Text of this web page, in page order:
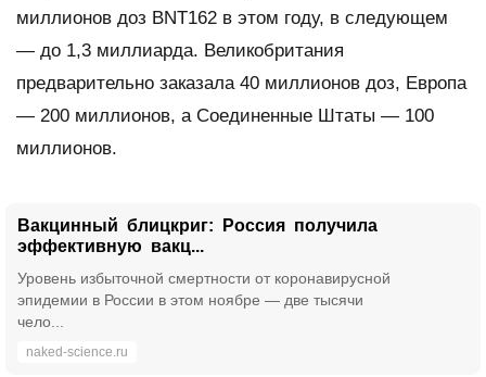
миллионов доз BNT162 в этом году, в следующем
— до 1,3 миллиарда. Великобритания
предварительно заказала 40 миллионов доз, Европа
— 200 миллионов, а Соединенные Штаты — 100
миллионов.
Вакцинный блицкриг: Россия получила
эффективную вакц...
Уровень избыточной смертности от коронавирусной
эпидемии в России в этом ноябре — две тысячи
чело...
naked-science.ru